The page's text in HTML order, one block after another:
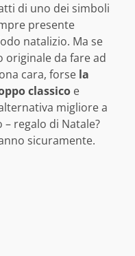
di uno dei simboli
presente
natalizio. Ma se
originale da fare ad
cara, forse la
classico e
migliore a
regalo di Natale?
sicuramente.